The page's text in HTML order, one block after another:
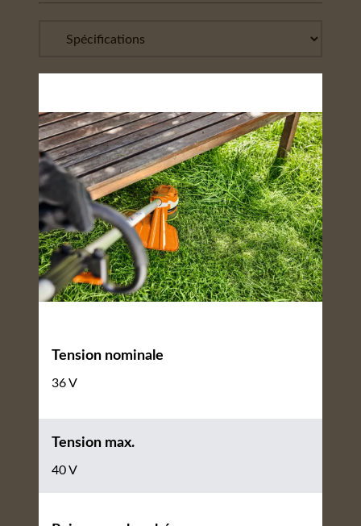
Tension nominale
36 V
Tension max.
40 V